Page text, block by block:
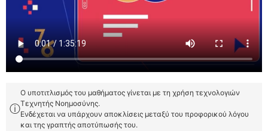
ⓘ
Ο υποτιτλισμός του μαθήματος γίνεται με τη χρήση τεχνολογιών
Τεχνητής Νοημοσύνης.
Ενδέχεται να υπάρχουν αποκλίσεις μεταξύ του προφορικού λόγου
και της γραπτής αποτύπωσής του.